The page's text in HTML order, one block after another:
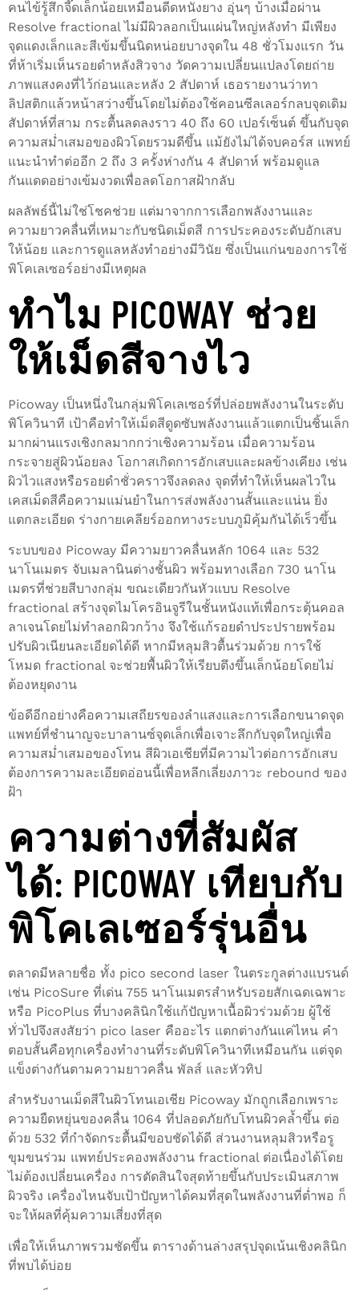
คนไข้รู้สึกจี๊ดเล็กน้อยเหมือนดีดหนังยาง อุ่นๆ บ้างเมื่อผ่าน
Resolve fractional ไม่มีผิวลอกเป็นแผ่นใหญ่หลังทำ มีเพียง
จุดแดงเล็กและสีเข้มขึ้นนิดหน่อยบางจุดใน 48 ชั่วโมงแรก วัน
ที่ห้าเริ่มเห็นรอยดำหลังสิวจาง วัดความเปลี่ยนแปลงโดยถ่าย
ภาพแสงคงที่ไว้ก่อนและหลัง 2 สัปดาห์ เธอรายงานว่าทา
ลิปสติกแล้วหน้าสว่างขึ้นโดยไม่ต้องใช้คอนซีลเลอร์กลบจุดเดิม
สัปดาห์ที่สาม กระตื้นลดลงราว 40 ถึง 60 เปอร์เซ็นต์ ขึ้นกับจุด
ความสม่ำเสมอของผิวโดยรวมดีขึ้น แม้ยังไม่ได้จบคอร์ส แพทย์
แนะนำทำต่ออีก 2 ถึง 3 ครั้งห่างกัน 4 สัปดาห์ พร้อมดูแล
กันแดดอย่างเข้มงวดเพื่อลดโอกาสฝ้ากลับ
ผลลัพธ์นี้ไม่ใช่โชคช่วย แต่มาจากการเลือกพลังงานและ
ความยาวคลื่นที่เหมาะกับชนิดเม็ดสี การประคองระดับอักเสบ
ให้น้อย และการดูแลหลังทำอย่างมีวินัย ซึ่งเป็นแก่นของการใช้
พิโคเลเซอร์อย่างมีเหตุผล
ทำไม PICOWAY ช่วย
ให้เม็ดสีจางไว
Picoway เป็นหนึ่งในกลุ่มพิโคเลเซอร์ที่ปล่อยพลังงานในระดับ
พิโควินาที เป้าคือทำให้เม็ดสีดูดซับพลังงานแล้วแตกเป็นชิ้นเล็ก
มากผ่านแรงเชิงกลมากกว่าเชิงความร้อน เมื่อความร้อน
กระจายสู่ผิวน้อยลง โอกาสเกิดการอักเสบและผลข้างเคียง เช่น
ผิวไวแสงหรือรอยดำชั่วคราวจึงลดลง จุดที่ทำให้เห็นผลไวใน
เคสเม็ดสีคือความแม่นยำในการส่งพลังงานสั้นและแน่น ยิ่ง
แตกละเอียด ร่างกายเคลียร์ออกทางระบบภูมิคุ้มกันได้เร็วขึ้น
ระบบของ Picoway มีความยาวคลื่นหลัก 1064 และ 532
นาโนเมตร จับเมลานินต่างชั้นผิว พร้อมทางเลือก 730 นาโน
เมตรที่ช่วยสีบางกลุ่ม ขณะเดียวกันหัวแบบ Resolve
fractional สร้างจุดไมโครอินจูรีในชั้นหนังแท้เพื่อกระตุ้นคอล
ลาเจนโดยไม่ทำลอกผิวกว้าง จึงใช้แก้รอยดำประปรายพร้อม
ปรับผิวเนียนละเอียดได้ดี หากมีหลุมสิวตื้นร่วมด้วย การใช้
โหมด fractional จะช่วยพื้นผิวให้เรียบตึงขึ้นเล็กน้อยโดยไม่
ต้องหยุดงาน
ข้อดีอีกอย่างคือความเสถียรของลำแสงและการเลือกขนาดจุด
แพทย์ที่ชำนาญจะบาลานซ์จุดเล็กเพื่อเจาะลึกกับจุดใหญ่เพื่อ
ความสม่ำเสมอของโทน สีผิวเอเชียที่มีความไวต่อการอักเสบ
ต้องการความละเอียดอ่อนนี้เพื่อหลีกเลี่ยงภาวะ rebound ของ
ฝ้า
ความต่างที่สัมผัส
ได้: PICOWAY เทียบกับ
พิโคเลเซอร์รุ่นอื่น
ตลาดมีหลายชื่อ ทั้ง pico second laser ในตระกูลต่างแบรนด์
เช่น PicoSure ที่เด่น 755 นาโนเมตรสำหรับรอยสักเฉดเฉพาะ
หรือ PicoPlus ที่บางคลินิกใช้แก้ปัญหาเนื้อผิวร่วมด้วย ผู้ใช้
ทั่วไปจึงสงสัยว่า pico laser คืออะไร แตกต่างกันแค่ไหน คำ
ตอบสั้นคือทุกเครื่องทำงานที่ระดับพิโควินาทีเหมือนกัน แต่จุด
แข็งต่างกันตามความยาวคลื่น พัลส์ และหัวทิป
สำหรับงานเม็ดสีในผิวโทนเอเชีย Picoway มักถูกเลือกเพราะ
ความยืดหยุ่นของคลื่น 1064 ที่ปลอดภัยกับโทนผิวคล้ำขึ้น ต่อ
ด้วย 532 ที่กำจัดกระตื้นมีขอบชัดได้ดี ส่วนงานหลุมสิวหรือรู
ขุมขนร่วม แพทย์ประคองพลังงาน fractional ต่อเนื่องได้โดย
ไม่ต้องเปลี่ยนเครื่อง การตัดสินใจสุดท้ายขึ้นกับประเมินสภาพ
ผิวจริง เครื่องไหนจับเป้าปัญหาได้คมที่สุดในพลังงานที่ต่ำพอ ก็
จะให้ผลที่คุ้มความเสี่ยงที่สุด
เพื่อให้เห็นภาพรวมชัดขึ้น ตารางด้านล่างสรุปจุดเน้นเชิงคลินิก
ที่พบได้บ่อย